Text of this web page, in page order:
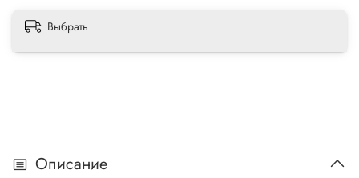
Выбрать
Описание